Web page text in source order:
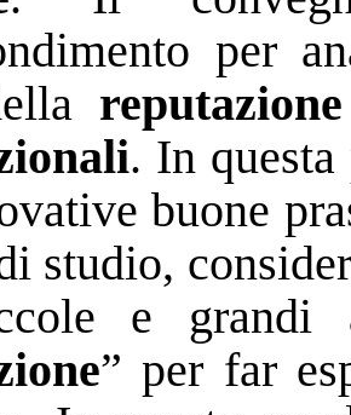
per
reputazione
. In
buone
studio,
e grandi
” per far